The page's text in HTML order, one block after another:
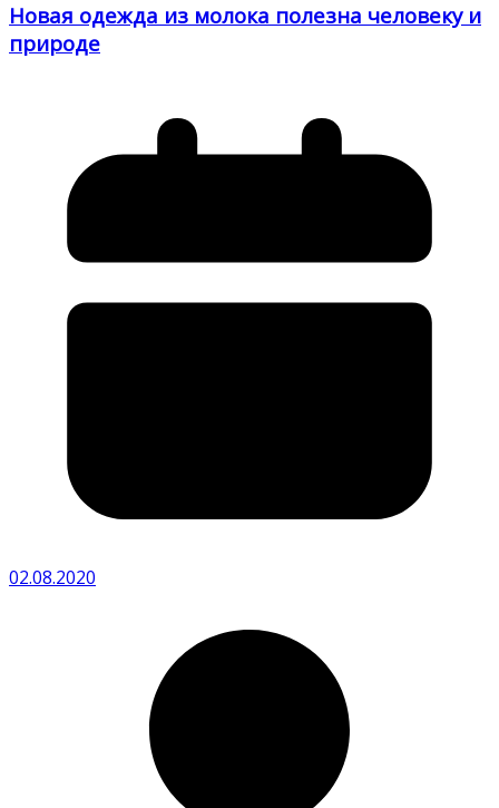
Новая одежда из молока полезна человеку и
природе
02.08.2020